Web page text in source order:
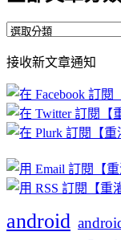
全
文
章
分
類
接收新文章通知
android